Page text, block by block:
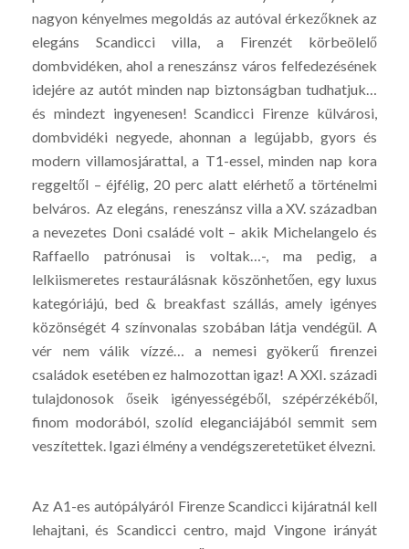
nagyon kényelmes megoldás az autóval érkezőknek az
elegáns Scandicci villa, a Firenzét körbeölelő
dombvidéken, ahol a reneszánsz város felfedezésének
idejére az autót minden nap biztonságban tudhatjuk…
és mindezt ingyenesen! Scandicci Firenze külvárosi,
dombvidéki negyede, ahonnan a legújabb, gyors és
modern villamosjárattal, a T1-essel, minden nap kora
reggeltől – éjfélig, 20 perc alatt elérhető a történelmi
belváros. Az elegáns, reneszánsz villa a XV. században
a nevezetes Doni családé volt – akik Michelangelo és
Raffaello patrónusai is voltak…-, ma pedig, a
lelkiismeretes restaurálásnak köszönhetően, egy luxus
kategóriájú, bed & breakfast szállás, amely igényes
közönségét 4 színvonalas szobában látja vendégül. A
vér nem válik vízzé… a nemesi gyökerű firenzei
családok esetében ez halmozottan igaz! A XXI. századi
tulajdonosok őseik igényességéből, szépérzékéből,
finom modorából, szolíd eleganciájából semmit sem
veszítettek. Igazi élmény a vendégszeretetüket élvezni.
Az A1-es autópályáról Firenze Scandicci kijáratnál kell
lehajtani, és Scandicci centro, majd Vingone irányát